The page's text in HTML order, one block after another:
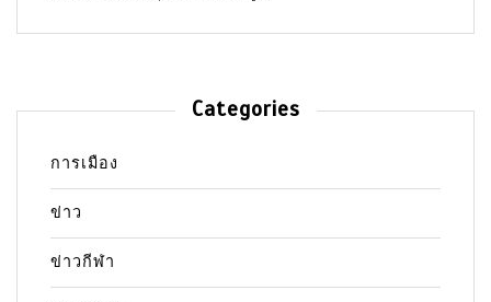
Categories
การเมือง
ข่าว
ข่าวกีฬา